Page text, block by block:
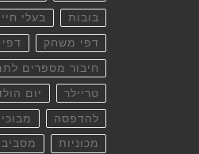
בובות בעלי
דפי משחק
חיבור מספרים
טריילר יום
להדפסה
מכוניות